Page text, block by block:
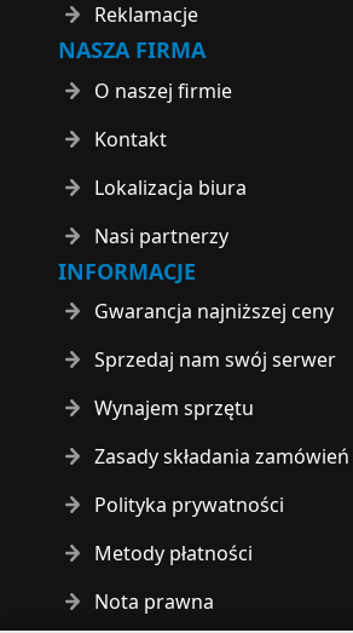
Reklamacje
NASZA FIRMA
O naszej firmie
Kontakt
Lokalizacja biura
Nasi partnerzy
INFORMACJE
Gwarancja najniższej ceny
Sprzedaj nam swój serwer
Wynajem sprzętu
Zasady składania zamówień
Polityka prywatności
Metody płatności
Nota prawna